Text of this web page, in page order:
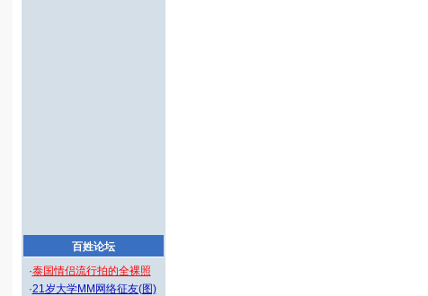
百姓论坛
·泰国情侣流行拍的全裸照
·21岁大学MM网络征友(图)